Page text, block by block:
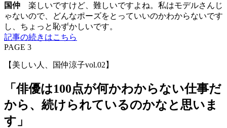
国仲 楽しいですけど、難しいですよね。私はモデルさんじ
ゃないので、どんなポーズをとっていいのかわからないです
し、ちょっと恥ずかしいです。
記事の続きはこちら
PAGE 3
【美しい人、国仲涼子vol.02】
「俳優は100点が何かわからない仕事だ
から、続けられているのかなと思いま
す」